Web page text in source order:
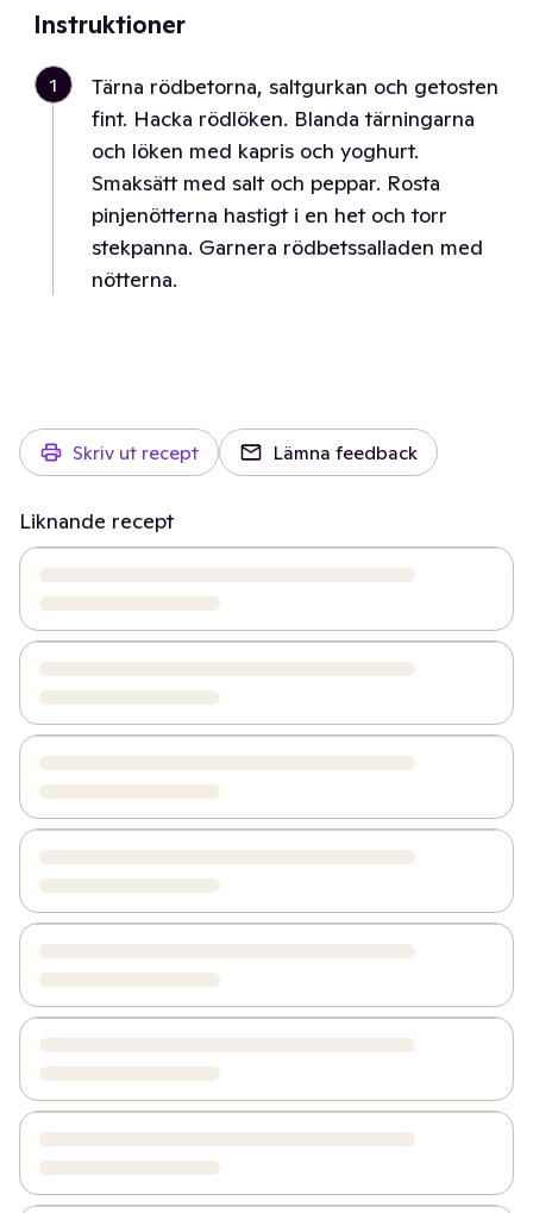
Instruktioner
1
Tärna rödbetorna, saltgurkan och getosten
fint. Hacka rödlöken. Blanda tärningarna
och löken med kapris och yoghurt.
Smaksätt med salt och peppar. Rosta
pinjenötterna hastigt i en het och torr
stekpanna. Garnera rödbetssalladen med
nötterna.
Skriv ut recept Lämna feedback
Liknande recept